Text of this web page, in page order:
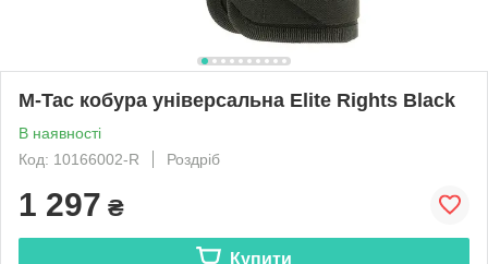
M-Tac кобура універсальна Elite Rights Black
В наявності
Код: 10166002-R
Роздріб
1 297 ₴
Купити